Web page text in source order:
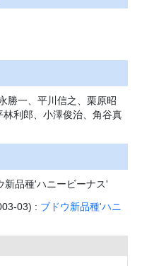
勝一、平川信之、栗原昭
利郎、小澤俊治、角谷真
品種'ハニービーナス'
03) : ブドウ新品種'ハニ